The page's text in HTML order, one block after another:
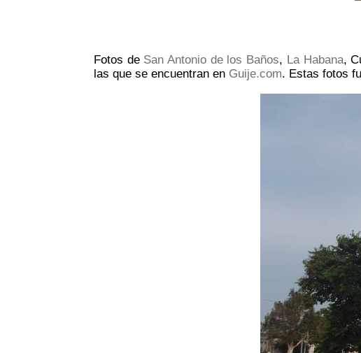
Fotos de San Antonio de los Baños, La Habana,
las que se encuentran en Guije.com. Estas fotos